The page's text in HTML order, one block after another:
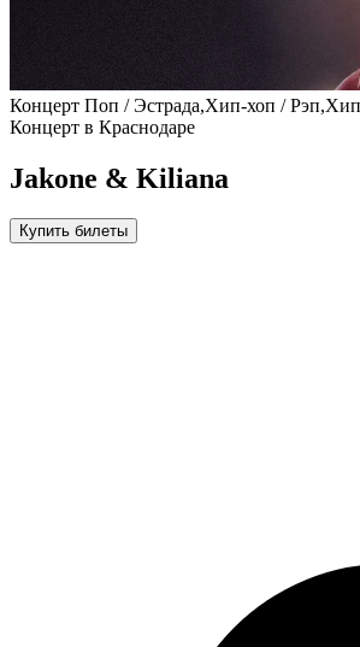
Концерт Поп / Эстрада,Хип-хоп /
Концерт в Краснодаре
Jakone & Kiliana
Купить билеты